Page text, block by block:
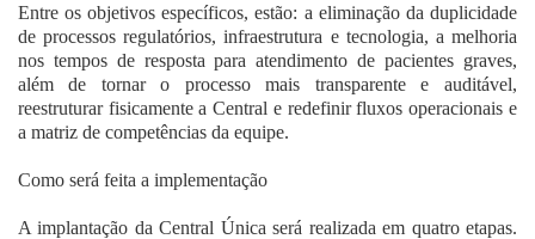
Entre os objetivos específicos, estão: a eliminação da duplicidade
de processos regulatórios, infraestrutura e tecnologia, a melhoria
nos tempos de resposta para atendimento de pacientes graves,
além de tornar o processo mais transparente e auditável,
reestruturar fisicamente a Central e redefinir fluxos operacionais e
a matriz de competências da equipe.
Como será feita a implementação
A implantação da Central Única será realizada em quatro etapas.